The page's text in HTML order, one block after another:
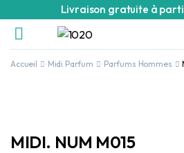
Livraison gratuite à
Accueil Midi Parfum Parfums Hommes
MIDI. NUM M015